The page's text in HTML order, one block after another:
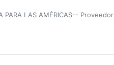
PARA LAS AMÉRICAS-- Proveedor